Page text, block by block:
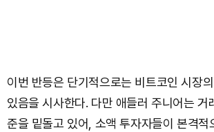
이번 반등은 단기적으로는 비트코인 시장
있음을 시사한다. 다만 애들러 주니어는 거
준을 밑돌고 있어, 소액 투자자들이 본격적